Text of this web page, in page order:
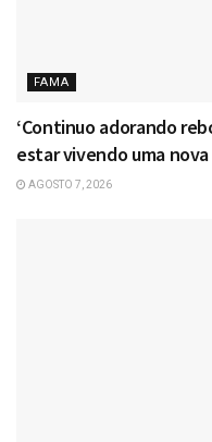
FAMA
‘Continuo adorando
estar vivendo uma
AGOSTO 7, 2026